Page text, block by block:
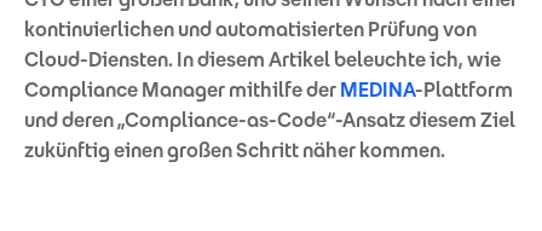
kontinuierlichen und automatisierten Prüfung von
Cloud-Diensten. In diesem Artikel beleuchte ich, wie
Compliance Manager mithilfe derMEDINA-Plattform
und deren „Compliance-as-Code“-Ansatz diesem Ziel
zukünftig einen großen Schritt näher kommen.